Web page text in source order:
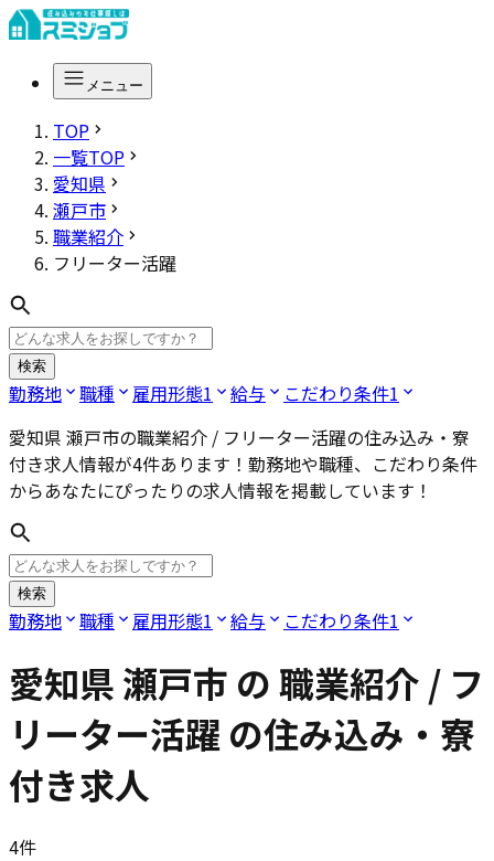
メニュー
TOP
一覧TOP
愛知県
瀬戸市
職業紹介
フリーター活躍
検索
勤務地 職種 雇用形態1 給与 こだわり条件1
愛知県 瀬戸市の職業紹介 / フリーター活躍の住み込み・寮
付き求人情報が4件あります！勤務地や職種、こだわり条件
からあなたにぴったりの求人情報を掲載しています！
検索
勤務地 職種 雇用形態1 給与 こだわり条件1
愛知県 瀬戸市 の職業紹介 / フ
リーター活躍の住み込み・寮
付き求人
4件